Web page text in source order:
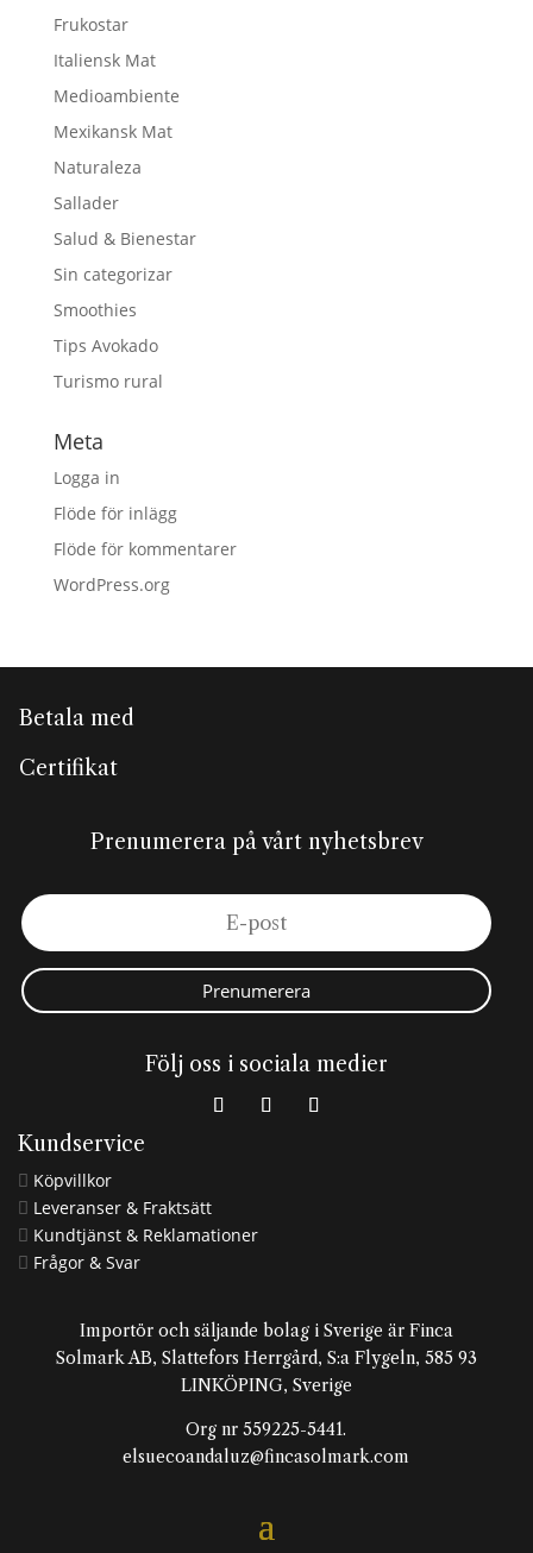
Frukostar
Italiensk Mat
Medioambiente
Mexikansk Mat
Naturaleza
Sallader
Salud & Bienestar
Sin categorizar
Smoothies
Tips Avokado
Turismo rural
Meta
Logga in
Flöde för inlägg
Flöde för kommentarer
WordPress.org
Betala med
Certifikat
Prenumerera på vårt nyhetsbrev
Prenumerera
Följ oss i sociala medier
Kundservice
 Köpvillkor
 Leveranser & Fraktsätt
 Kundtjänst & Reklamationer
 Frågor & Svar
Importör och säljande bolag i Sverige är Finca
Solmark AB, Slattefors Herrgård, S:a Flygeln, 585 93
LINKÖPING, Sverige
Org nr 559225-5441.
elsuecoandaluz@fincasolmark.com